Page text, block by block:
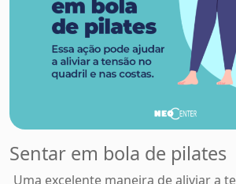
Sentar em bola de pilates
Uma excelente maneira de aliviar a